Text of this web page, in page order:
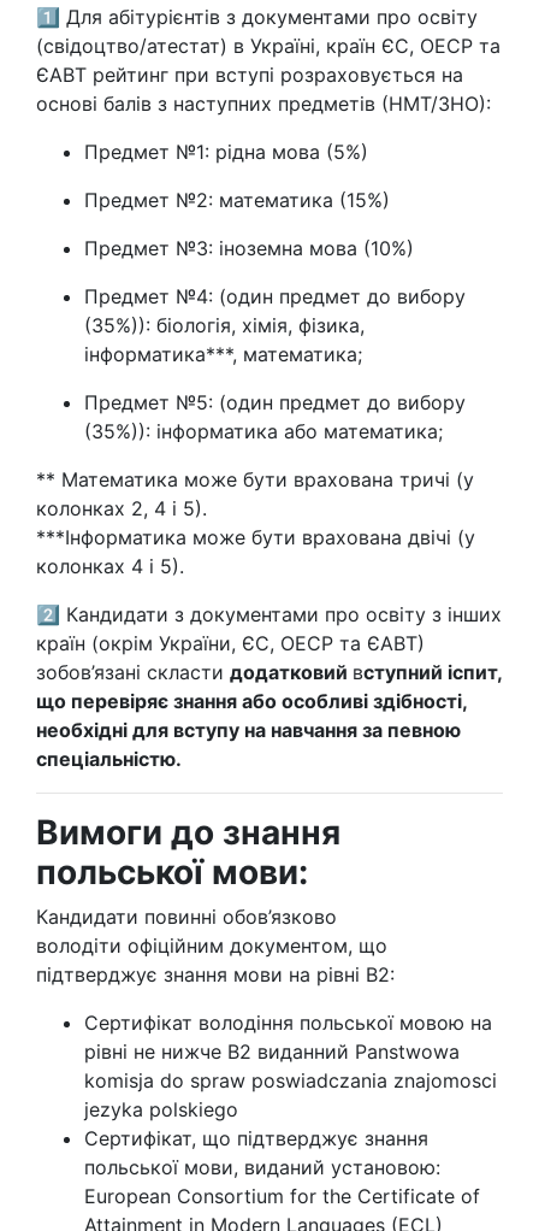
1️⃣ Для абітурієнтів з документами про освіту
(свідоцтво/атестат) в Україні, країн ЄС, ОЕСР та
ЄАВТ рейтинг при вступі розраховується на
основі балів з наступних предметів (НМТ/ЗНО):
Предмет №1: рідна мова (5%)
Предмет №2: математика (15%)
Предмет №3: іноземна мова (10%)
Предмет №4: (один предмет до вибору
(35%)): біологія, хімія, фізика,
інформатика***, математика;
Предмет №5: (один предмет до вибору
(35%)): інформатика або математика;
** Математика може бути врахована тричі (у
колонках 2, 4 і 5).
***Інформатика може бути врахована двічі (у
колонках 4 і 5).
2️⃣ Кандидати з документами про освіту з інших
країн (окрім України, ЄС, ОЕСР та ЄАВТ)
зобов’язані скласти додатковий вступний іспит,
що перевіряє знання або особливі здібності,
необхідні для вступу на навчання за певною
спеціальністю.
Вимоги до знання
польської мови:
Кандидати повинні обов’язково
володіти офіційним документом, що
підтверджує знання мови на рівні B2:
Сертифікат володіння польської мовою на
рівні не нижче В2 виданний Panstwowa
komisja do spraw poswiadczania znajomosci
jezyka polskiego
Сертифікат, що підтверджує знання
польської мови, виданий установою:
European Consortium for the Certificate of
Attainment in Modern Languages (ECL)